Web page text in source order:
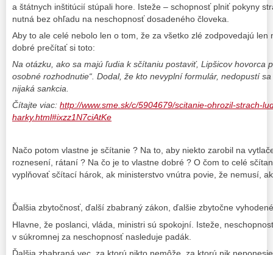
a štátnych inštitúcií stúpali hore. Isteže – schopnosť plniť pokyny
nutná bez ohľadu na neschopnosť dosadeného človeka.
Aby to ale celé nebolo len o tom, že za všetko zlé zodpovedajú len
dobré prečítať si toto:
Na otázku, ako sa majú ľudia k sčítaniu postaviť, Lipšicov hovorca
osobné rozhodnutie“. Dodal, že kto nevyplní formulár, nedopustí
nijaká sankcia.
Čítajte viac: http://www.sme.sk/c/5904679/scitanie-ohrozil-strach-
harky.html#ixzz1N7ciAtKe
Načo potom vlastne je sčítanie ? Na to, aby niekto zarobil na
roznesení, rátaní ? Na čo je to vlastne dobré ? O čom to celé
vyplňovať sčítací hárok, ak ministerstvo vnútra povie, že nemusí,
Ďalšia zbytočnosť, ďalší zbabraný zákon, ďalšie zbytočne
Hlavne, že poslanci, vláda, ministri sú spokojní. Isteže,
v súkromnej za neschopnosť nasleduje padák.
Ďalšia zbabraná vec, za ktorú nikto nemôže, za ktorú nik